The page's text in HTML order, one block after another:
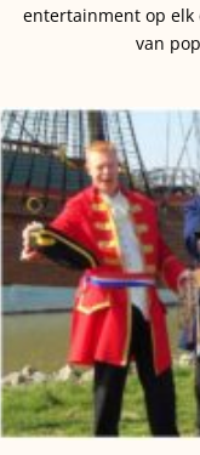
entertainment op elk
van